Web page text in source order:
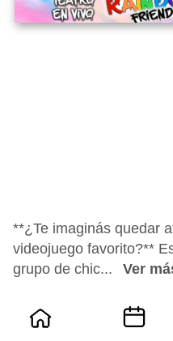
**¿Te imaginás quedar
videojuego favorito?**
grupo de chic...
Ver